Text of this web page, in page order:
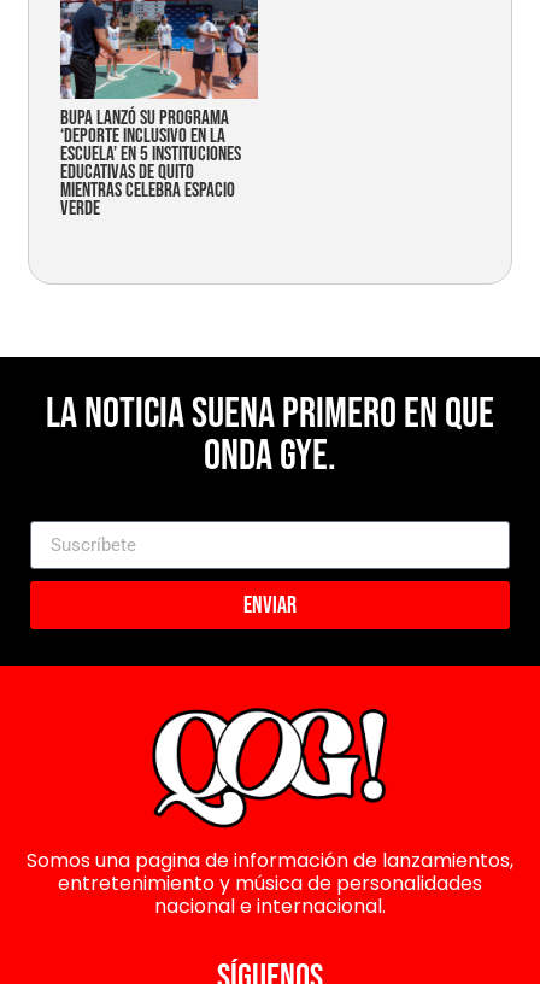
Bupa lanzó su programa
‘Deporte Inclusivo en la
Escuela’ en 5 instituciones
educativas de Quito
mientras celebra espacio
verde
La noticia suena primero en Que
Onda Gye.
Enviar
Somos una pagina de información de lanzamientos,
entretenimiento y música de personalidades
nacional e internacional.